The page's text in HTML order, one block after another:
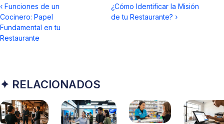
‹ Funciones de un
Cocinero: Papel
Fundamental en tu
Restaurante
¿Cómo Identificar la Misión
de tu Restaurante? ›
✦ RELACIONADOS